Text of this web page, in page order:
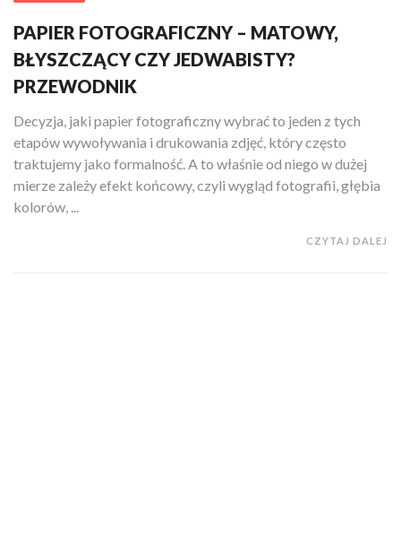
PAPIER FOTOGRAFICZNY – MATOWY,
BŁYSZCZĄCY CZY JEDWABISTY?
PRZEWODNIK
Decyzja, jaki papier fotograficzny wybrać to jeden z tych
etapów wywoływania i drukowania zdjęć, który często
traktujemy jako formalność. A to właśnie od niego w dużej
mierze zależy efekt końcowy, czyli wygląd fotografii, głębia
kolorów, ...
CZYTAJ DALEJ